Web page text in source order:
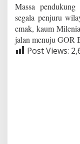
Massa pendukung
segala penjuru
emak, kaum
jalan menuju GOR
Post Views: